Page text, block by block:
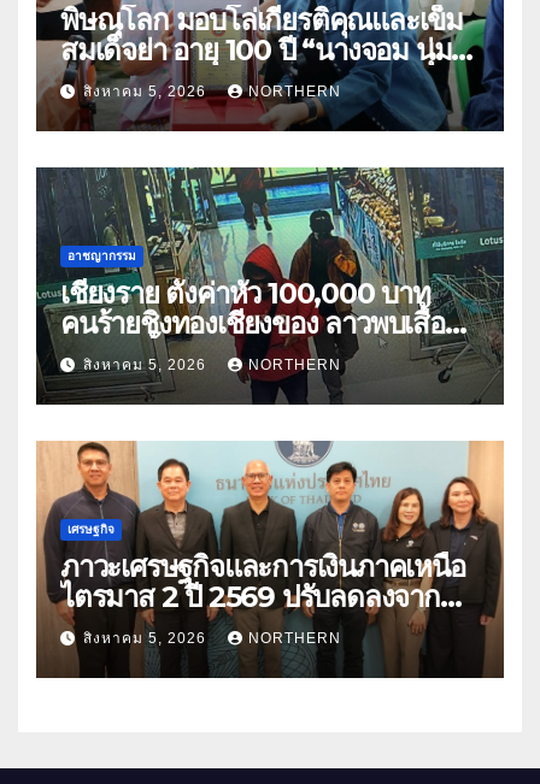
พิษณุโลก มอบโล่เกียรติคุณและเข็ม
สมเด็จย่า อายุ 100 ปี “นางจอม นุ่ม
เนตร” ตำบลบ้านกร่าง อำเภอเมือง
สิงหาคม 5, 2026 NORTHERN
อาชญากรรม
เชียงราย ตั้งค่าหัว 100,000 บาท
คนร้ายชิงทองเชียงของ ลาวพบเสื้อผ้า
คนร้ายตั้งจุดตรวจตามเส้นทาง
สิงหาคม 5, 2026 NORTHERN
เศรษฐกิจ
ภาวะเศรษฐกิจและการเงินภาคเหนือ
ไตรมาส 2 ปี 2569 ปรับลดลงจาก
ราคาพลังงาน ค่าครองชีพ
สิงหาคม 5, 2026 NORTHERN